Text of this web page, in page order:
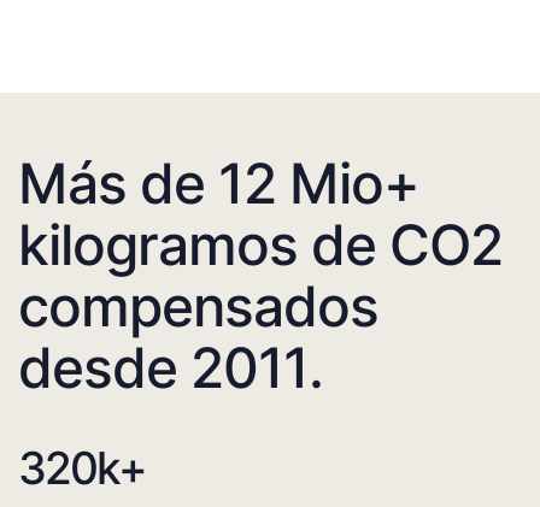
Más de 12 Mio+
kilogramos de CO2
compensados
desde 2011.
320k+